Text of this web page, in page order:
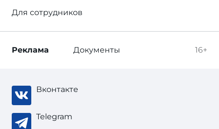
Для сотрудников
16+
Реклама Документы
Вконтакте
Telegram